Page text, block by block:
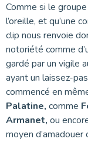
Comme si le
l’oreille, et qu’une
clip nous renvoie
notoriété comme
gardé par un vigile
ayant un laissez-
commencé en
Palatine, comme
Armanet, ou
moyen